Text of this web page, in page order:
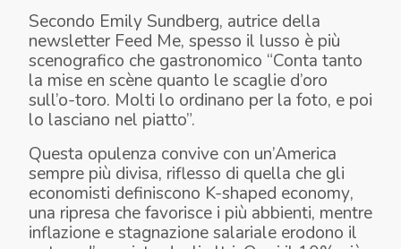
Secondo Emily Sundberg, autrice della
newsletter Feed Me, spesso il lusso è più
scenografico che gastronomico “Conta tanto
la mise en scène quanto le scaglie d’oro
sull’o-toro. Molti lo ordinano per la foto, e poi
lo lasciano nel piatto”.
Questa opulenza convive con un’America
sempre più divisa, riflesso di quella che gli
economisti definiscono K-shaped economy,
una ripresa che favorisce i più abbienti, mentre
inflazione e stagnazione salariale erodono il